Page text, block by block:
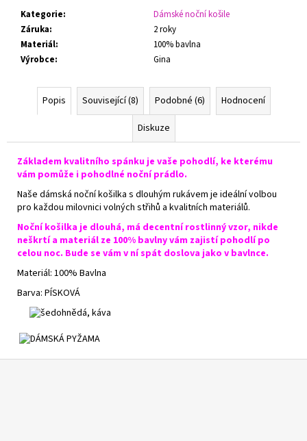
Kategorie:
Dámské noční košile
Záruka:
2 roky
Materiál:
100% bavlna
Výrobce: Gina
Popis Související (8) Podobné (6)
Hodnocení
Diskuze
Základem kvalitního spánku je vaše pohodlí, ke kterému
vám pomůže i pohodlné noční prádlo.
Naše dámská noční košilka s dlouhým rukávem je ideální volbou
pro každou milovnici volných střihů a kvalitních materiálů.
Noční košilka je dlouhá, má decentní rostlinný vzor, nikde
neškrtí a materiál ze 100% bavlny vám zajistí pohodlí po
celou noc. Bude se vám v ní spát doslova jako v bavlnce.
Materiál: 100% Bavlna
Barva: PÍSKOVÁ
BÍLÁ
650
Kč
Původně: